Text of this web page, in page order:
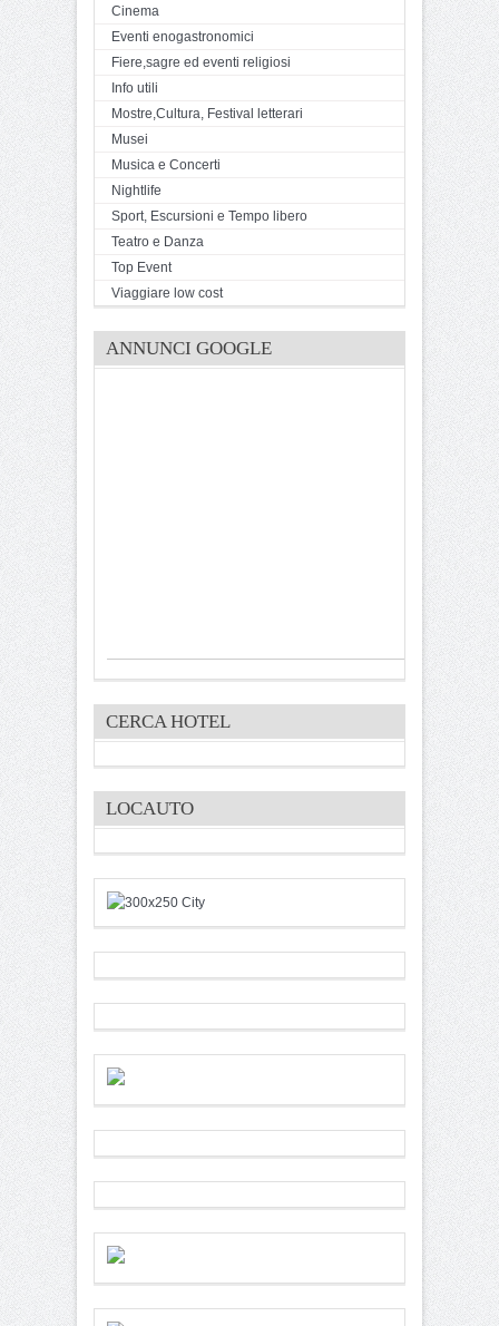
Cinema
Eventi enogastronomici
Fiere,sagre ed eventi religiosi
Info utili
Mostre,Cultura, Festival letterari
Musei
Musica e Concerti
Nightlife
Sport, Escursioni e Tempo libero
Teatro e Danza
Top Event
Viaggiare low cost
ANNUNCI GOOGLE
CERCA HOTEL
LOCAUTO